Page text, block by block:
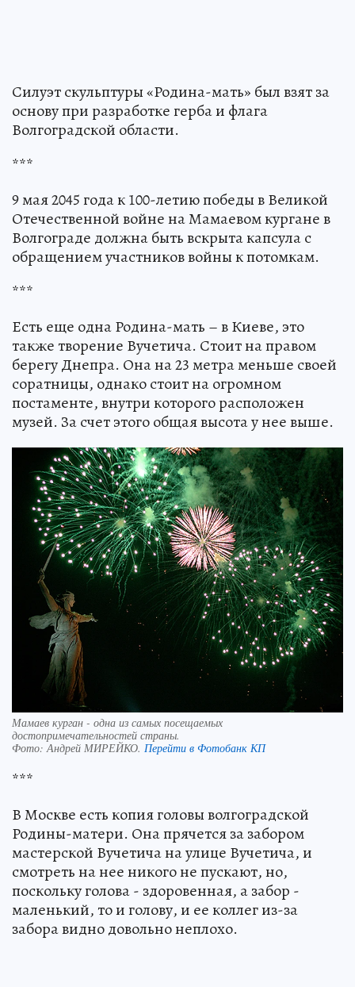
Силуэт скульптуры «Родина-мать» был взят за
основу при разработке герба и флага
Волгоградской области.
***
9 мая 2045 года к 100-летию победы в Великой
Отечественной войне на Мамаевом кургане в
Волгограде должна быть вскрыта капсула с
обращением участников войны к потомкам.
***
Есть еще одна Родина-мать – в Киеве, это
также творение Вучетича. Стоит на правом
берегу Днепра. Она на 23 метра меньше своей
соратницы, однако стоит на огромном
постаменте, внутри которого расположен
музей. За счет этого общая высота у нее выше.
Мамаев курган - одна из самых посещаемых
достопримечательностей страны.
Фото:Андрей МИРЕЙКО. Перейти в Фотобанк КП
***
В Москве есть копия головы волгоградской
Родины-матери. Она прячется за забором
мастерской Вучетича на улице Вучетича, и
смотреть на нее никого не пускают, но,
поскольку голова - здоровенная, а забор -
маленький, то и голову, и ее коллег из-за
забора видно довольно неплохо.